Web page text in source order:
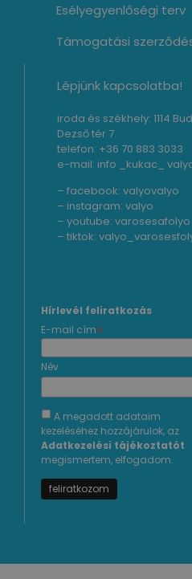
Esélyegyenlőségi terv
Támogatási
Lépjünk kapcsolatba!
iroda és székhely: 1114
Dezső tér 7.
telefon: +36 70 883 3033
e-mail: info _kukac_
– facebook: valyovalyo
– instagram: valyo
– youtube: varosesafolyo
– tiktok:
Hírlevél feliratkozás
E-mail cím*
Név
A megadott adataim
kezeléséhez hozzájárulok, az
Adatkezelési tájékoztatót
megismertem, elfogadom.